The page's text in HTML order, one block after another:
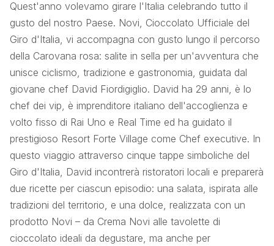
Quest'anno volevamo girare l'Italia celebrando tutto il
gusto del nostro Paese. Novi, Cioccolato Ufficiale del
Giro d'Italia, vi accompagna con gusto lungo il percorso
della Carovana rosa: salite in sella per un'avventura che
unisce ciclismo, tradizione e gastronomia, guidata dal
giovane chef David Fiordigiglio. David ha 29 anni, è lo
chef dei vip, è imprenditore italiano dell'accoglienza e
volto fisso di Rai Uno e Real Time ed ha guidato il
prestigioso Resort Forte Village come Chef executive. In
questo viaggio attraverso cinque tappe simboliche del
Giro d'Italia, David incontrerà ristoratori locali e preparerà
due ricette per ciascun episodio: una salata, ispirata alle
tradizioni del territorio, e una dolce, realizzata con un
prodotto Novi – da Crema Novi alle tavolette di
cioccolato ideali da degustare, ma anche per